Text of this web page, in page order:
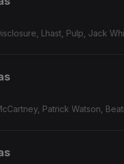
Lhast, Pulp, Jack
Patrick Watson,